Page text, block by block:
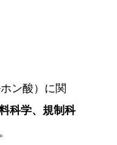
ン酸）に関
科学、規制科